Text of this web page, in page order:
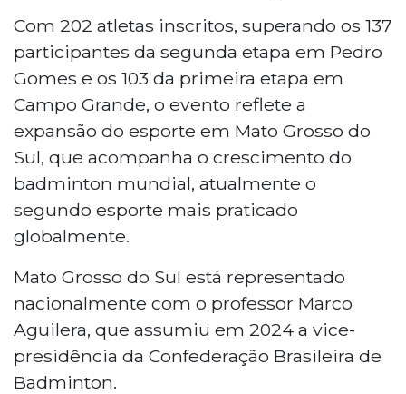
Com 202 atletas inscritos, superando os 137
participantes da segunda etapa em Pedro
Gomes e os 103 da primeira etapa em
Campo Grande, o evento reflete a
expansão do esporte em Mato Grosso do
Sul, que acompanha o crescimento do
badminton mundial, atualmente o
segundo esporte mais praticado
globalmente.
Mato Grosso do Sul está representado
nacionalmente com o professor Marco
Aguilera, que assumiu em 2024 a vice-
presidência da Confederação Brasileira de
Badminton.